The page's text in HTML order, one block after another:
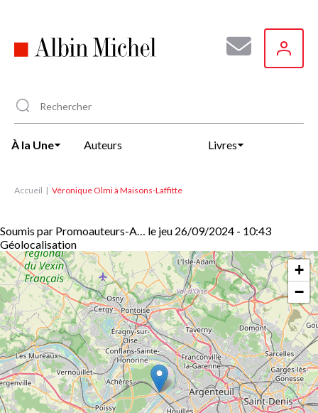
principal
À la Une Auteurs Livres
Accueil Véronique Olmi à Maisons-Laffitte
Soumis par Promoauteurs-A… le jeu 26/09/2024 - 10:43
Géolocalisation
+
−